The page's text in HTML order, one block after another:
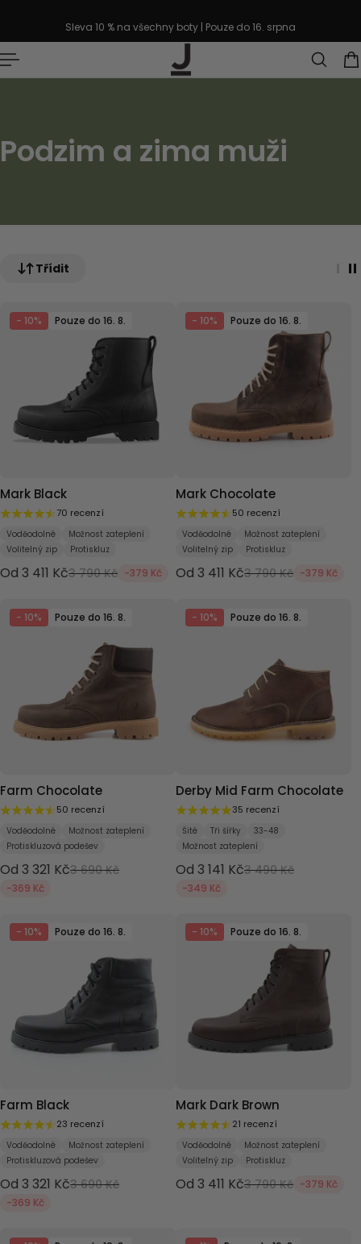
Sleva 10 % na všechny boty | Pouze do 16. srpna
Podzim a zima muži
Třídit
- 10% Pouze do 16. 8.
Mark Black
70 recenzí
Voděodolné
Možnost zateplení
Volitelný zip
Protiskluz
Od 3 411 Kč3 790 Kč -379 Kč
- 10% Pouze do 16. 8.
Mark Chocolate
50 recenzí
Voděodolné
Možnost zateplení
Volitelný zip
Protiskluz
Od 3 411 Kč3 790 Kč -379 Kč
- 10% Pouze do 16. 8.
Farm Chocolate
50 recenzí
Voděodolné
Možnost zateplení
Protiskluzová podešev
Od 3 321 Kč3 690 Kč
-369 Kč
- 10% Pouze do 16. 8.
Derby Mid Farm Chocolate
35 recenzí
Šité Tři šířky
33-48
Možnost zateplení
Od 3 141 Kč3 490 Kč
-349 Kč
- 10% Pouze do 16. 8.
Farm Black
23 recenzí
Voděodolné
Možnost zateplení
Protiskluzová podešev
Od 3 321 Kč3 690 Kč
-369 Kč
- 10% Pouze do 16. 8.
Mark Dark Brown
21 recenzí
Voděodolné
Možnost zateplení
Volitelný zip
Protiskluz
Od 3 411 Kč3 790 Kč -379 Kč